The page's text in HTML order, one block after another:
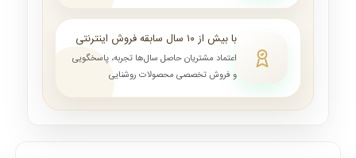
با بیش از ۱۰ سال سابقه فروش اینترنتی
اعتماد مشتریان حاصل سال‌ها تجربه، پاسخگویی
و فروش تخصصی محصولات روشنایی